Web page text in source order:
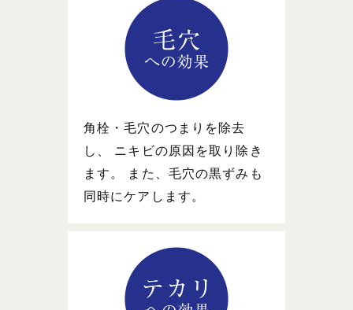
角栓・毛穴のつまりを除去
し、 ニキビの原因を取り除き
ます。 また、毛穴の黒ずみも
同時にケアします。